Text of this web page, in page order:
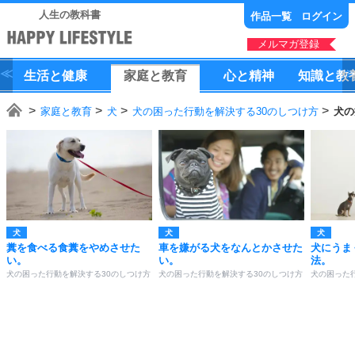
人生の教科書 作品一覧 ログイン
メルマガ登録
生活と健康 家庭と教育 心と精神 知識と教
家庭と教育 犬 犬の困った行動を解決する30のしつけ方 犬
犬
糞を食べる食糞をやめさせた
い。
犬の困った行動を解決する30のしつけ方
犬
車を嫌がる犬をなんとかさせた
い。
犬の困った行動を解決する30のしつけ方
犬
犬にうま
法。
犬の困った